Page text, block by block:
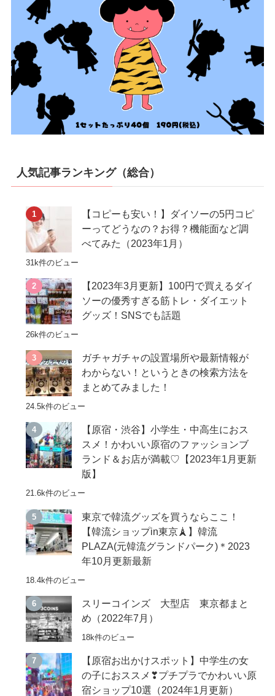
人気記事ランキング（総合）
【コピーも安い！】ダイソーの5円コピ
ーってどうなの？お得？機能面など調
べてみた（2023年1月）
31k件のビュー
【2023年3月更新】100円で買えるダイ
ソーの優秀すぎる筋トレ・ダイエット
グッズ！SNSでも話題
26k件のビュー
ガチャガチャの設置場所や最新情報が
わからない！というときの検索方法を
まとめてみました！
24.5k件のビュー
【原宿・渋谷】小学生・中高生におス
スメ！かわいい原宿のファッションブ
ランド＆お店が満載♡【2023年1月更新
版】
21.6k件のビュー
東京で韓流グッズを買うならここ！
【韓流ショップin東京🗼】韓流
PLAZA(元韓流グランドパーク)＊2023
年10月更新最新
18.4k件のビュー
スリーコインズ 大型店 東京都まと
め（2022年7月）
18k件のビュー
【原宿お出かけスポット】中学生の女
の子におススメ❣プチプラでかわいい原
宿ショップ10選（2024年1月更新）